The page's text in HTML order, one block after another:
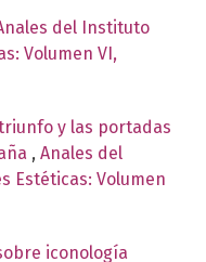
del Instituto
Volumen VI,
y las portadas
, Anales del
Estéticas: Volumen
iconología